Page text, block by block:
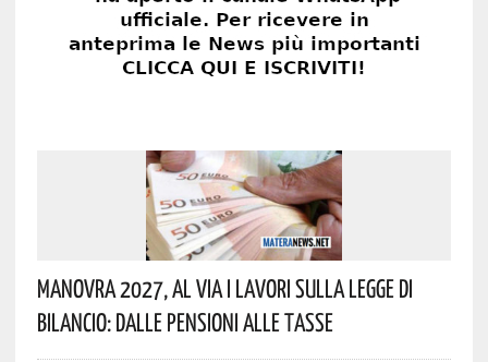
Manovra 2027, Al Via I Lavori Sulla Legge Di
Bilancio: Dalle Pensioni Alle Tasse